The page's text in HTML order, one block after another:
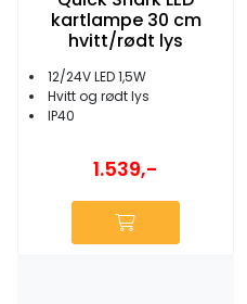
kartlampe 30 cm
hvitt/rødt lys
12/24V LED 1,5W
Hvitt og rødt lys
IP40
1.539,-